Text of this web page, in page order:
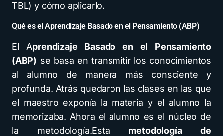
TBL) y cómo aplicarlo.
Qué es el Aprendizaje Basado en el Pensamiento (ABP)
El Aprendizaje Basado en el Pensamiento
(ABP) se basa en transmitir los conocimientos
al alumno de manera más consciente y
profunda. Atrás quedaron las clases en las que
el maestro exponía la materia y el alumno la
memorizaba. Ahora el alumno es el núcleo de
la metodología.Esta metodología de